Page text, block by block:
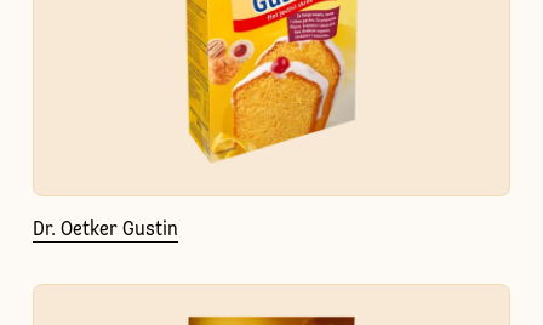
Dr. Oetker Gustin